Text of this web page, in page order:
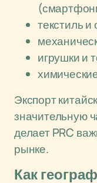
текстиль
игрушки и
Экспорт
значительную
делает PRC
рынке.
Как